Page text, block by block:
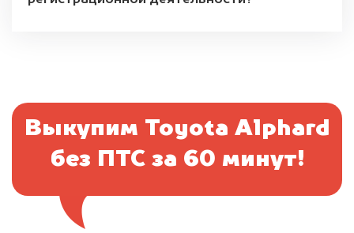
Выкупим Toyota Alphard
без ПТС за 60 минут!